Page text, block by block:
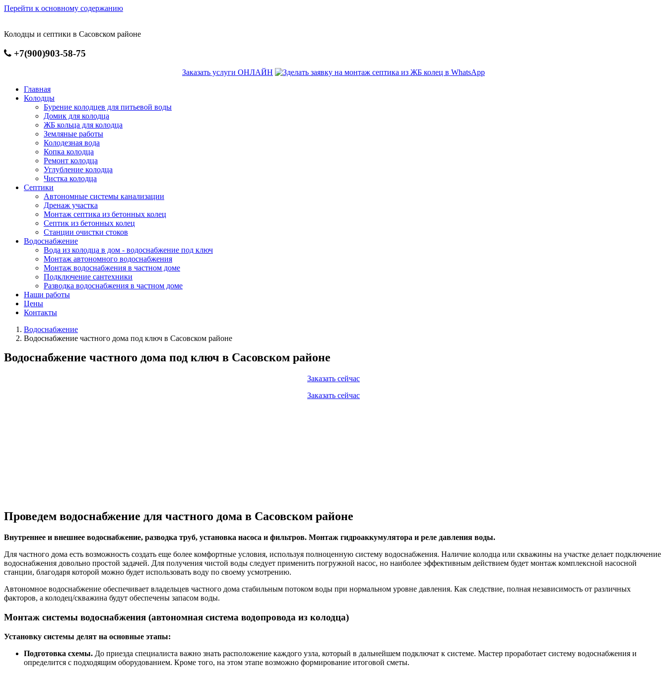
Перейти к основному содержанию
Колодцы и септики в Сасовском районе
+7(900)903-58-75
Заказать услуги ОНЛАЙН
Главная
Колодцы
Бурение колодцев для питьевой воды
Домик для колодца
ЖБ кольца для колодца
Земляные работы
Колодезная вода
Копка колодца
Ремонт колодца
Углубление колодца
Чистка колодца
Септики
Автономные системы канализации
Дренаж участка
Монтаж септика из бетонных колец
Септик из бетонных колец
Станции очистки стоков
Водоснабжение
Вода из колодца в дом - водоснабжение под ключ
Монтаж автономного водоснабжения
Монтаж водоснабжения в частном доме
Подключение сантехники
Разводка водоснабжения в частном доме
Наши работы
Цены
Контакты
Водоснабжение
Водоснабжение частного дома под ключ в Сасовском районе
Водоснабжение частного дома под ключ в Сасовском районе
Заказать сейчас
Заказать сейчас
Проведем водоснабжение для частного дома в Сасовском районе
Внутреннее и внешнее водоснабжение, разводка труб, установка насоса и фильтров. Монтаж гидроаккумулятора и реле давления воды.
Для частного дома есть возможность создать еще более комфортные условия, используя полноценную систему водоснабжения. Наличие колодца или скважины на участке делает подключение
водоснабжения довольно простой задачей. Для получения чистой воды следует применить погружной насос, но наиболее эффективным действием будет монтаж комплексной насосной
станции, благодаря которой можно будет использовать воду по своему усмотрению.
Автономное водоснабжение обеспечивает владельцев частного дома стабильным потоком воды при нормальном уровне давления. Как следствие, полная независимость от различных
факторов, а колодец/скважина будут обеспечены запасом воды.
Монтаж системы водоснабжения (автономная система водопровода из колодца)
Установку системы делят на основные этапы:
Подготовка схемы. До приезда специалиста важно знать расположение каждого узла, который в дальнейшем подключат к системе. Мастер проработает систему водоснабжения и
определится с подходящим оборудованием. Кроме того, на этом этапе возможно формирование итоговой сметы.